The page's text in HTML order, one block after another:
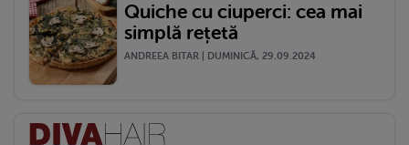
Quiche cu ciuperci: cea mai
simplă rețetă
ANDREEA BITAR | DUMINICĂ, 29.09.2024